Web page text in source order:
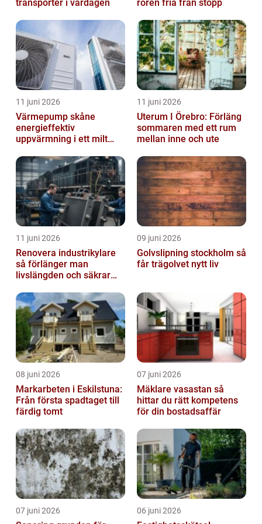
transporter i vardagen rören fria från stopp
11 juni 2026
Värmepump skåne
energieffektiv
uppvärmning i ett milt
11 juni 2026
Uterum I Örebro: Förläng
sommaren med ett rum
mellan inne och ute
11 juni 2026
Renovera industrikylare
så förlänger man
livslängden och säkrar
09 juni 2026
Golvslipning stockholm så
får trägolvet nytt liv
08 juni 2026
Markarbeten i Eskilstuna:
Från första spadtaget till
färdig tomt
07 juni 2026
Mäklare vasastan så
hittar du rätt kompetens
för din bostadsaffär
07 juni 2026 06 juni 2026